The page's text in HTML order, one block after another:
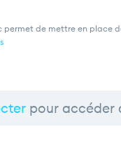
permet de mettre en
pour accéder